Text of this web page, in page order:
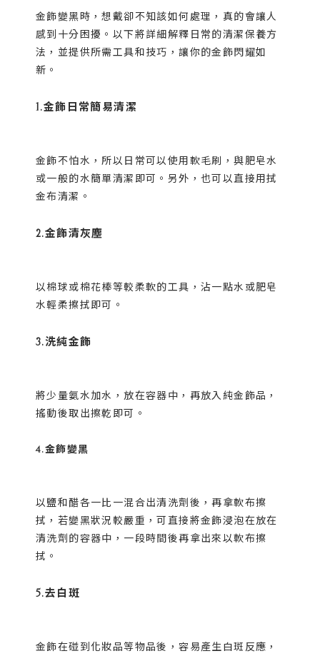
金飾變黑時，想戴卻不知該如何處理，真的會讓人
感到十分困擾。以下將詳細解釋日常的清潔保養方
法，並提供所需工具和技巧，讓你的金飾閃耀如
新。
1.金飾日常簡易清潔
金飾不怕水，所以日常可以使用軟毛刷，與肥皂水
或一般的水簡單清潔即可。另外，也可以直接用拭
金布清潔。
2.金飾清灰塵
以棉球或棉花棒等較柔軟的工具，沾一點水或肥皂
水輕柔擦拭即可。
3.洗純金飾
將少量氨水加水，放在容器中，再放入純金飾品，
搖動後取出擦乾即可。
4.金飾變黑
以鹽和醋各一比一混合出清洗劑後，再拿軟布擦
拭，若變黑狀況較嚴重，可直接將金飾浸泡在放在
清洗劑的容器中，一段時間後再拿出來以軟布擦
拭。
5.去白斑
金飾在碰到化妝品等物品後，容易產生白斑反應，